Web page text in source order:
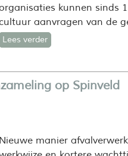
kunnen sinds
aanvragen van de
Lees verder
op Spinveld
Nieuwe manier